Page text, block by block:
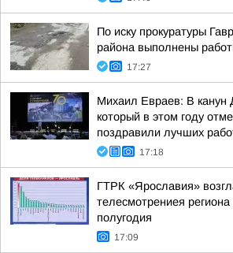
По иску прокуратуры
района выполнены
17:27
Михаил Евраев: В канун
который в этом году
поздравили лучших
17:18
ГТРК «Ярославия»
телесмотрениея региона
полугодия
17:09